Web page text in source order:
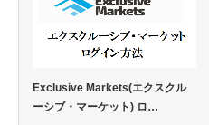
Exclusive Markets(エクスクル
ーシブ・マーケット) ロ…